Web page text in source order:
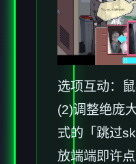
选项互动：
(2)调整绝庞
式的「跳过
放端端即许点